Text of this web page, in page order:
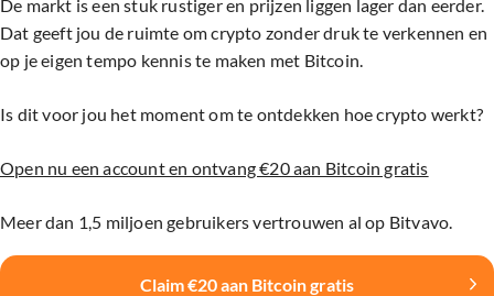
De markt is een stuk rustiger en prijzen liggen lager dan eerder.
Dat geeft jou de ruimte om crypto zonder druk te verkennen en
op je eigen tempo kennis te maken met Bitcoin.
Is dit voor jou het moment om te ontdekken hoe crypto werkt?
Open nu een account en ontvang €20 aan Bitcoin gratis
Meer dan 1,5 miljoen gebruikers vertrouwen al op Bitvavo.
Claim €20 aan Bitcoin gratis